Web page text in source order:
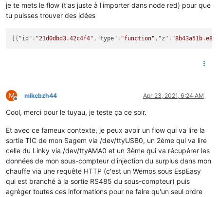
je te mets le flow (t'as juste à l'importer dans node red) pour que
tu puisses trouver des idées
{ "id" : "21d0dbd3.42c4f4" , "type" : "function" , "z" :
M
Offline
mikebzh44 Apr 23, 2021, 6:24 AM
Cool, merci pour le tuyau, je teste ça ce soir.
Et avec ce fameux contexte, je peux avoir un flow qui va lire la
sortie TIC de mon Sagem via /dev/ttyUSB0, un 2éme qui va lire
celle du Linky via /dev/ttyAMA0 et un 3ème qui va récupérer les
données de mon sous-compteur d'injection du surplus dans mon
chauffe via une requête HTTP (c'est un Wemos sous EspEasy
qui est branché à la sortie RS485 du sous-compteur) puis
agréger toutes ces informations pour ne faire qu'un seul ordre